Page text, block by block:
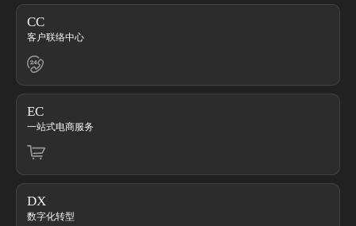
CC
客户联络中心
EC
一站式电商服务
DX
数字化转型